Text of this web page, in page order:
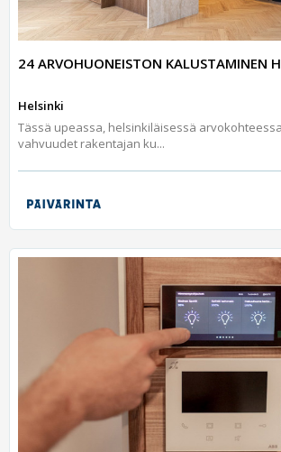
24 ARVOHUONEISTON KALUSTAMINEN
Helsinki
Tässä upeassa, helsinkiläisessä
vahvuudet rakentajan ku...